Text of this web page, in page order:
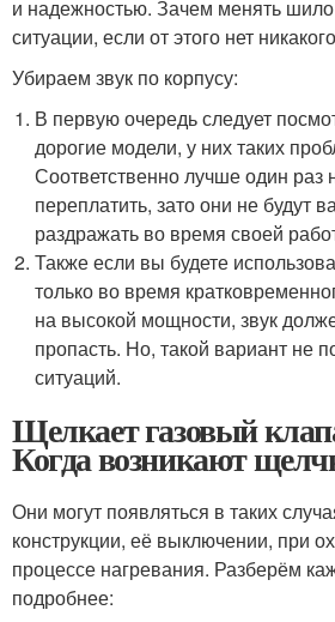
и надежностью. Зачем менять
ситуации, если от этого нет
Убираем звук по корпусу:
В первую очередь следует
дорогие модели, у них таких
Соответственно лучше один раз
переплатить, зато они не будут
раздражать во время своей
Также если вы будете
только во время
на высокой мощности, звук
пропасть. Но, такой вариант не
ситуаций.
Щелкает газовый
Когда возникают
Они могут появляться в таких
конструкции, её выключении, при
процессе нагревания. Разберём
подробнее: